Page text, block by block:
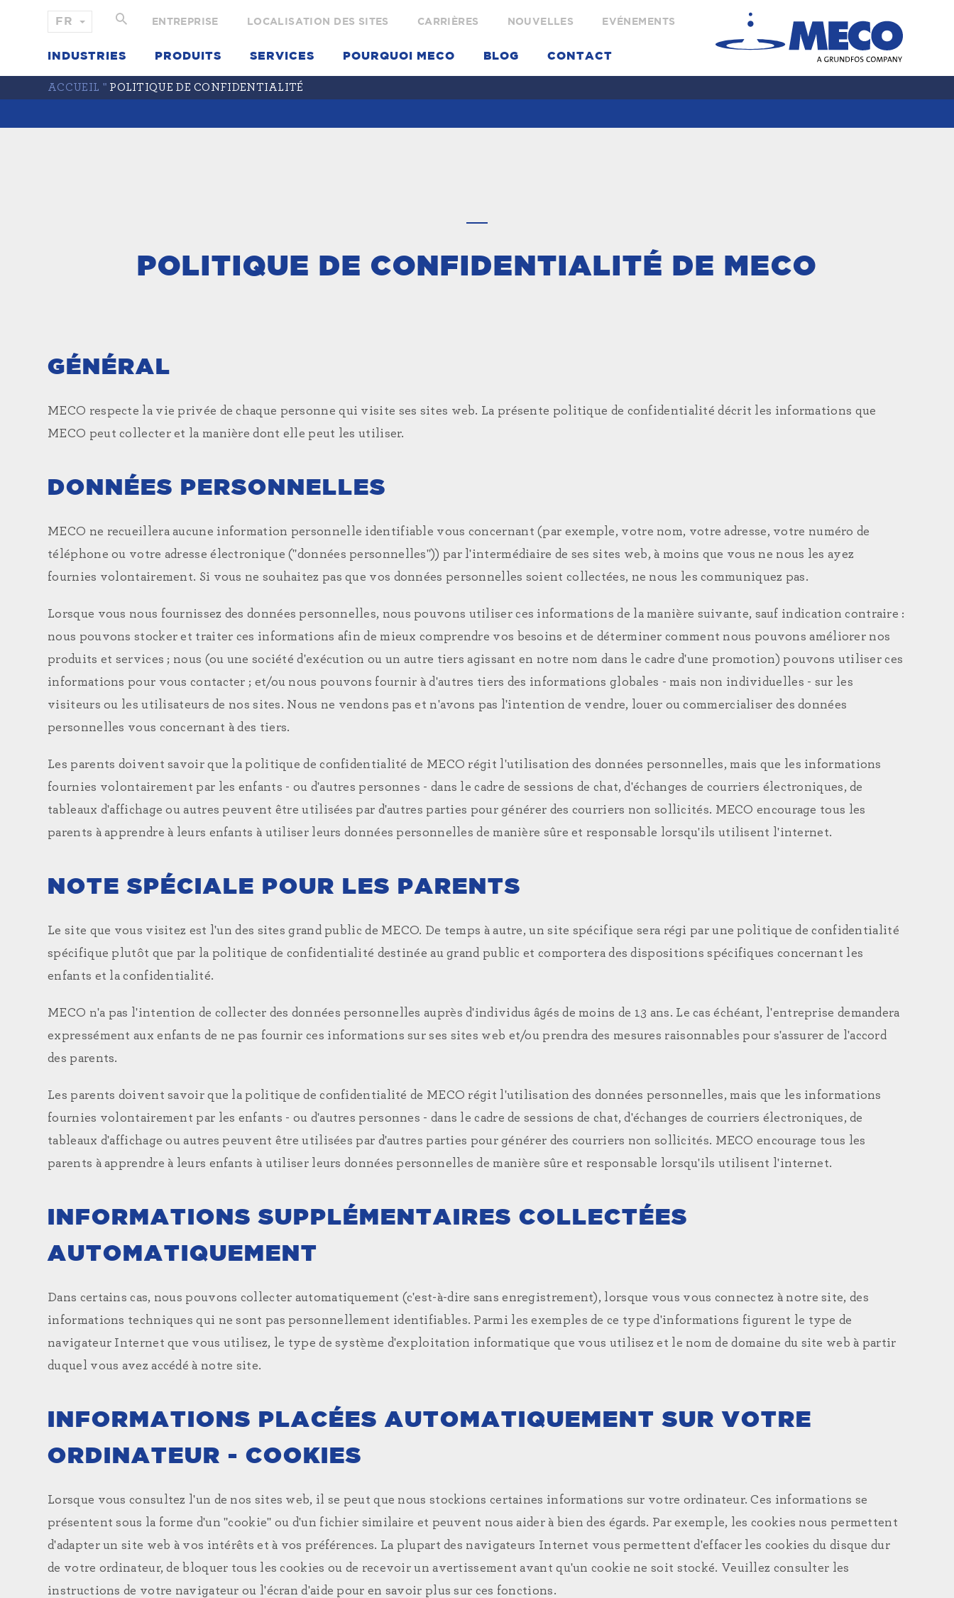
ENTREPRISE LOCALISATION DES SITES CARRIÈRES NOUVELLES EVÉNEMENTS
INDUSTRIES PRODUITS SERVICES POURQUOI MECO BLOG CONTACT
ACCUEIL " POLITIQUE DE CONFIDENTIALITÉ
POLITIQUE DE CONFIDENTIALITÉ DE MECO
GÉNÉRAL
MECO respecte la vie privée de chaque personne qui visite ses sites web. La présente politique de confidentialité décrit les informations que
MECO peut collecter et la manière dont elle peut les utiliser.
DONNÉES PERSONNELLES
MECO ne recueillera aucune information personnelle identifiable vous concernant (par exemple, votre nom, votre adresse, votre numéro de
téléphone ou votre adresse électronique ("données personnelles")) par l'intermédiaire de ses sites web, à moins que vous ne nous les ayez
fournies volontairement. Si vous ne souhaitez pas que vos données personnelles soient collectées, ne nous les communiquez pas.
Lorsque vous nous fournissez des données personnelles, nous pouvons utiliser ces informations de la manière suivante, sauf indication contraire :
nous pouvons stocker et traiter ces informations afin de mieux comprendre vos besoins et de déterminer comment nous pouvons améliorer nos
produits et services ; nous (ou une société d'exécution ou un autre tiers agissant en notre nom dans le cadre d'une promotion) pouvons utiliser ces
informations pour vous contacter ; et/ou nous pouvons fournir à d'autres tiers des informations globales - mais non individuelles - sur les
visiteurs ou les utilisateurs de nos sites. Nous ne vendons pas et n'avons pas l'intention de vendre, louer ou commercialiser des données
personnelles vous concernant à des tiers.
Les parents doivent savoir que la politique de confidentialité de MECO régit l'utilisation des données personnelles, mais que les informations
fournies volontairement par les enfants - ou d'autres personnes - dans le cadre de sessions de chat, d'échanges de courriers électroniques, de
tableaux d'affichage ou autres peuvent être utilisées par d'autres parties pour générer des courriers non sollicités. MECO encourage tous les
parents à apprendre à leurs enfants à utiliser leurs données personnelles de manière sûre et responsable lorsqu'ils utilisent l'internet.
NOTE SPÉCIALE POUR LES PARENTS
Le site que vous visitez est l'un des sites grand public de MECO. De temps à autre, un site spécifique sera régi par une politique de confidentialité
spécifique plutôt que par la politique de confidentialité destinée au grand public et comportera des dispositions spécifiques concernant les
enfants et la confidentialité.
MECO n'a pas l'intention de collecter des données personnelles auprès d'individus âgés de moins de 13 ans. Le cas échéant, l'entreprise demandera
expressément aux enfants de ne pas fournir ces informations sur ses sites web et/ou prendra des mesures raisonnables pour s'assurer de l'accord
des parents.
Les parents doivent savoir que la politique de confidentialité de MECO régit l'utilisation des données personnelles, mais que les informations
fournies volontairement par les enfants - ou d'autres personnes - dans le cadre de sessions de chat, d'échanges de courriers électroniques, de
tableaux d'affichage ou autres peuvent être utilisées par d'autres parties pour générer des courriers non sollicités. MECO encourage tous les
parents à apprendre à leurs enfants à utiliser leurs données personnelles de manière sûre et responsable lorsqu'ils utilisent l'internet.
INFORMATIONS SUPPLÉMENTAIRES COLLECTÉES
AUTOMATIQUEMENT
Dans certains cas, nous pouvons collecter automatiquement (c'est-à-dire sans enregistrement), lorsque vous vous connectez à notre site, des
informations techniques qui ne sont pas personnellement identifiables. Parmi les exemples de ce type d'informations figurent le type de
navigateur Internet que vous utilisez, le type de système d'exploitation informatique que vous utilisez et le nom de domaine du site web à partir
duquel vous avez accédé à notre site.
INFORMATIONS PLACÉES AUTOMATIQUEMENT SUR VOTRE
ORDINATEUR - COOKIES
Lorsque vous consultez l'un de nos sites web, il se peut que nous stockions certaines informations sur votre ordinateur. Ces informations se
présentent sous la forme d'un "cookie" ou d'un fichier similaire et peuvent nous aider à bien des égards. Par exemple, les cookies nous permettent
d'adapter un site web à vos intérêts et à vos préférences. La plupart des navigateurs Internet vous permettent d'effacer les cookies du disque dur
de votre ordinateur, de bloquer tous les cookies ou de recevoir un avertissement avant qu'un cookie ne soit stocké. Veuillez consulter les
instructions de votre navigateur ou l'écran d'aide pour en savoir plus sur ces fonctions.